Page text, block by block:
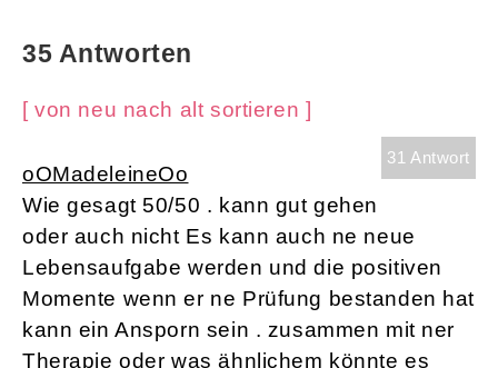
35 Antworten
[ von neu nach alt sortieren ]
31 Antwort
oOMadeleineOo
Wie gesagt 50/50 . kann gut gehen
oder auch nicht Es kann auch ne neue
Lebensaufgabe werden und die positiven
Momente wenn er ne Prüfung bestanden hat
kann ein Ansporn sein . zusammen mit ner
Therapie oder was ähnlichem könnte es